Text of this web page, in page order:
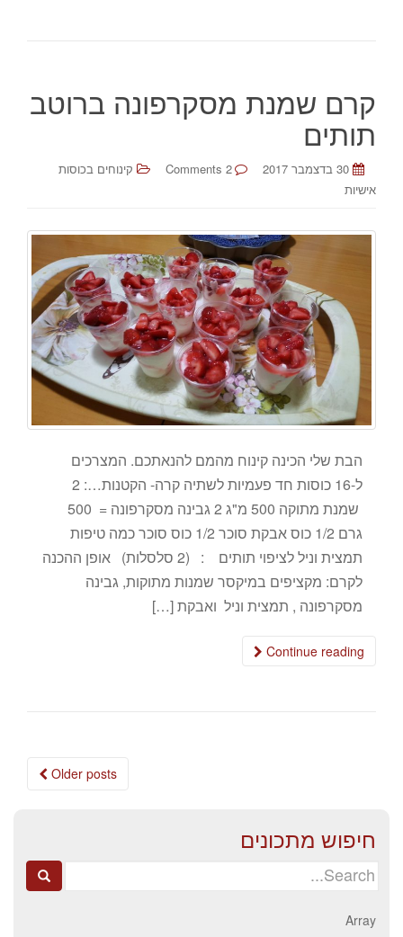
קרם שמנת מסקרפונה ברוטב
תותים
30 בדצמבר 2017 2 Comments
קינוחים בכוסות
אישיות
הבת שלי הכינה קינוח מהמם להנאתכם. המצרכים
ל-16 כוסות חד פעמיות לשתיה קרה- הקטנות…: 2
שמנת מתוקה 500 מ"ג 2 גבינה מסקרפונה = 500
גרם 1/2 כוס אבקת סוכר 1/2 כוס סוכר כמה טיפות
תמצית וניל לציפוי תותים : (2 סלסלות) אופן ההכנה
לקרם: מקציפים במיקסר שמנות מתוקות, גבינה
מסקרפונה , תמצית וניל ואבקת […]
Continue reading
Posts
Older posts
חיפוש מתכונים
Search
Array